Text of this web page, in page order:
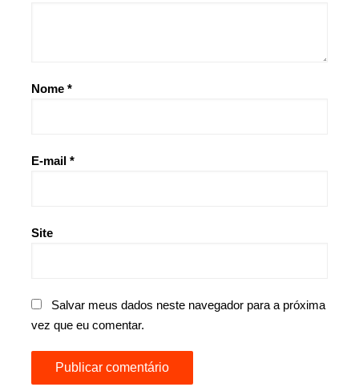
Nome *
E-mail *
Site
Salvar meus dados neste navegador para a próxima
vez que eu comentar.